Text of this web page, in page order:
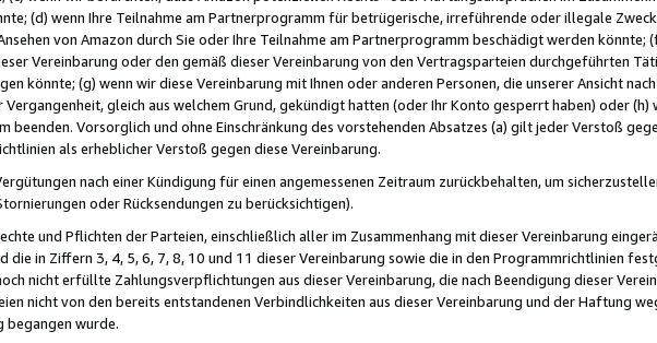
(d) wenn Ihre Teilnahme am Partnerprogramm für betrügerische, irreführende oder illegale
von Amazon durch Sie oder Ihre Teilnahme am Partnerprogramm beschädigt werden könnte;
Vereinbarung oder den gemäß dieser Vereinbarung von den Vertragsparteien durchgeführten
könnte; (g) wenn wir diese Vereinbarung mit Ihnen oder anderen Personen, die unserer Ansicht
gleich aus welchem Grund, gekündigt hatten (oder Ihr Konto gesperrt haben) oder (h)
Vorsorglich und ohne Einschränkung des vorstehenden Absatzes (a) gilt jeder Verstoß
als erheblicher Verstoß gegen diese Vereinbarung.
nach einer Kündigung für einen angemessenen Zeitraum zurückbehalten, um
oder Rücksendungen zu berücksichtigen).
und Pflichten der Parteien, einschließlich aller im Zusammenhang mit dieser Vereinbarung
die in Ziffern 3, 4, 5, 6, 7, 8, 10 und 11 dieser Vereinbarung sowie die in den Programmrichtlinien
nicht erfüllte Zahlungsverpflichtungen aus dieser Vereinbarung, die nach Beendigung dieser
nicht von den bereits entstandenen Verbindlichkeiten aus dieser Vereinbarung und der Haftung
begangen wurde.